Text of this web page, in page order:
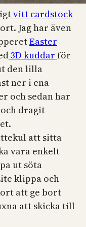
vitt cardstock
Jag har även
Easter
3D kuddar för
den lilla
ner i ena
och sedan har
dragit
att sitta
vara enkelt
ut söta
klippa och
att ge bort
att skicka till